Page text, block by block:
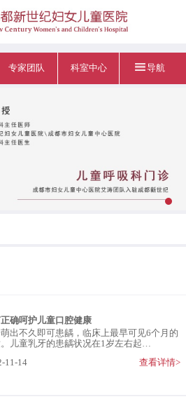
专家团队 科室中心 导航
确呵护儿童口腔健康
出不久即可患龋，临床上最早可见6个月的
。儿童乳牙的患龋状况在1岁左右起…
11-14
查看详情>